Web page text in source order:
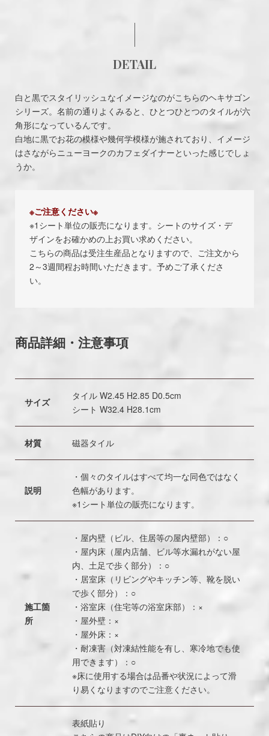
DETAIL
白と黒でスタイリッシュなイメージなのがこちらのヘキサゴン
シリーズ。名前の通りよくみると、ひとつひとつのタイルが六
角形になっているんです。
白地に黒でお花の模様や幾何学模様が施されており、イメージ
はさながらニューヨークのカフェダイナーといった感じでしょ
うか。
※ご注意ください※
※1シート単位の販売になります。シートのサイズ・デ
ザインをお確かめの上お買い求めください。
こちらの商品は受注生産品となりますので、ご注文から
2～3週間程お時間いただきます。予めご了承くださ
い。
商品詳細・注意事項
サイズ
タイル W2.45 H2.85 D0.5cm
シート W32.4 H28.1cm
材質 磁器タイル
説明
・個々のタイルはすべて均一な同色ではなく
色幅があります。
※1シート単位の販売になります。
施工箇
所
・屋内壁（ビル、住居等の屋内壁部）：○
・屋内床（屋内店舗、ビル等水漏れがない屋
内、土足で歩く部分）：○
・居室床（リビングやキッチン等、靴を脱い
で歩く部分）：○
・浴室床（住宅等の浴室床部）：×
・屋外壁：×
・屋外床：×
・耐凍害（対凍結性能を有し、寒冷地でも使
用できます）：○
※床に使用する場合は品番や状況によって滑
り易くなりますのでご注意ください。
表紙貼り